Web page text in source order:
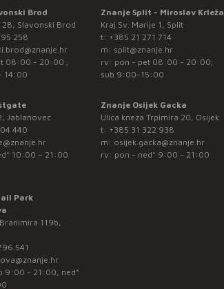
Brod
28, Slavonski Brod
258
08:00 - 20:00 ;
14:00
Znanje Split - Miroslav Krleža
Kraj Sv. Marije 1, Split
t: +385 21 271 714
m: split@znanje.hr
rv: pon - pet 08:00 - 20:00;
sub 9:00-15:00
Jablanovec
440
10:00 – 21:00
Znanje Osijek Gacka
Ulica kneza Trpimira 20, Osijek
t: +385 31 322 938
m: osijek.gacka@znanje.hr
rv: pon - ned* 9:00 - 21:00
Park
119b,
541
9:00 - 21:00, ned*